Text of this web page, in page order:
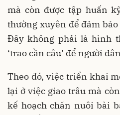
mà còn được tập huấn
thường xuyên để đảm
Đây không phải là hình
‘trao cần câu’ để người
Theo đó, việc triển khai
lại ở việc giao trâu mà
kế hoạch chăn nuôi bài